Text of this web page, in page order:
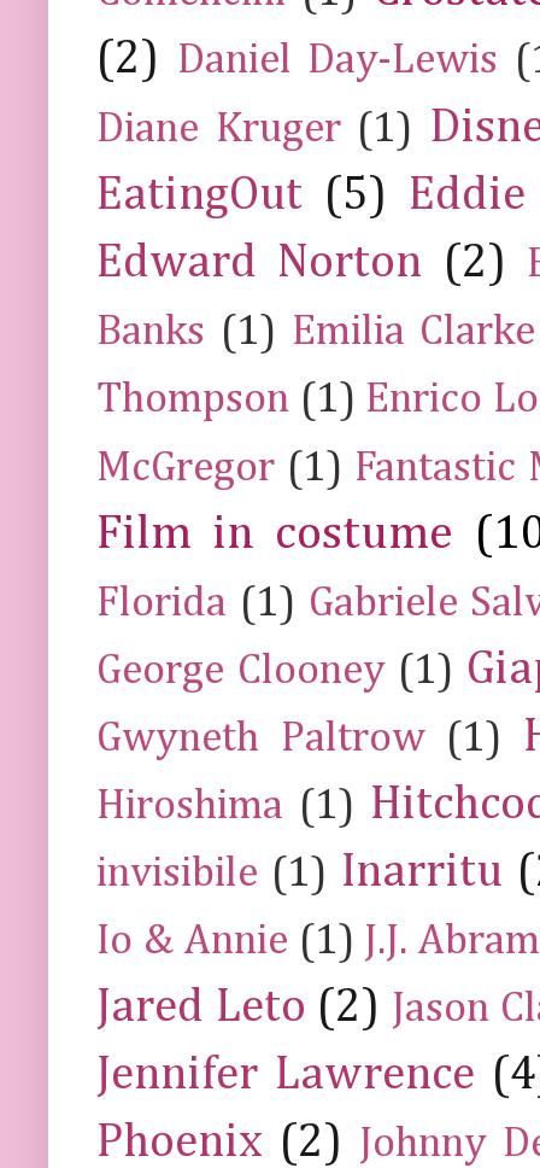
(2) Daniel Day-Lewis
Diane Kruger (1)
EatingOut (5) Eddie
Edward Norton (2)
Banks (1) Emilia Clarke
Thompson (1) Enrico
McGregor (1) Fantastic
Film in costume
Florida (1) Gabriele
George Clooney (1)
Gwyneth Paltrow (1)
Hiroshima (1)
invisibile (1) Inarritu
Io & Annie (1) J.J.
Jared Leto (2) Jason
Jennifer Lawrence
Phoenix (2) Johnny